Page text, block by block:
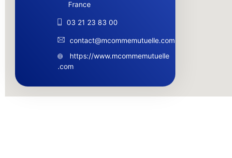
France
03 21 23 83 00
contact@mcommemutuelle.com
https://www.mcommemutuelle
.com